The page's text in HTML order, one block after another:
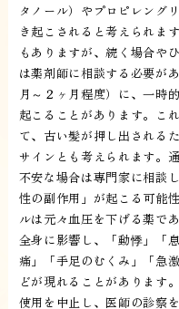
タノール）やプロピレング
き起こされると考えられま
もありますが、続く場合や
は薬剤師に相談する必要が
月～２ヶ月程度）に、一時
起こることがあります。こ
て、古い髪が押し出される
サインとも考えられます。
不安な場合は専門家に相談
性の副作用」が起こる可能
ルは元々血圧を下げる薬で
全身に影響し、「動悸」「
痛」「手足のむくみ」「急
どが現れることがあります
使用を中止し、医師の診察